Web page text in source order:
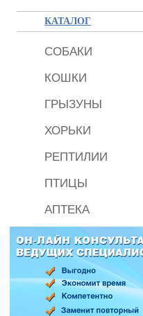
КАТАЛОГ
СОБАКИ
КОШКИ
ГРЫЗУНЫ
ХОРЬКИ
РЕПТИЛИИ
ПТИЦЫ
АПТЕКА